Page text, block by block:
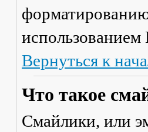
использованием
Вернуться к
Что такое
Смайлики, или